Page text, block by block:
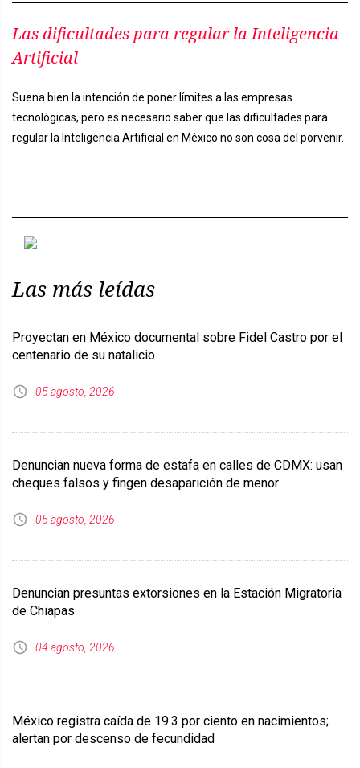
Las dificultades para regular la Inteligencia
Artificial
Suena bien la intención de poner límites a las empresas
tecnológicas, pero es necesario saber que las dificultades para
regular la Inteligencia Artificial en México no son cosa del porvenir.
Las más leídas
Proyectan en México documental sobre Fidel Castro por el
centenario de su natalicio
05 agosto, 2026
Denuncian nueva forma de estafa en calles de CDMX: usan
cheques falsos y fingen desaparición de menor
05 agosto, 2026
Denuncian presuntas extorsiones en la Estación Migratoria
de Chiapas
04 agosto, 2026
México registra caída de 19.3 por ciento en nacimientos;
alertan por descenso de fecundidad